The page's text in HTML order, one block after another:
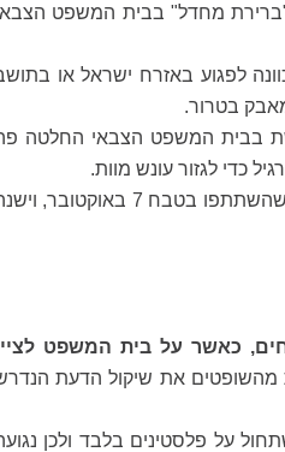
מחדל" בבית המשפט
לפגוע באזרח ישראל או
בטרור.
בבית המשפט הצבאי החלטה
כדי לגזור עונש מוות.
חשוב לציין כי הצעת חוק זו אינה מתייחסת למי שהשתתפו בטבח 7 באוקטובר,
כאשר על בית המשפט
מהשופטים את שיקול הדעת
על פלסטינים בלבד ולכן